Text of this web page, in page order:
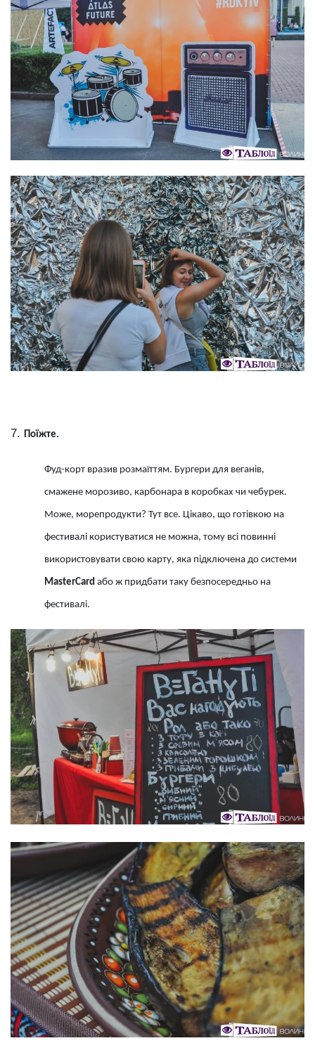
Поїжте.
Фуд-корт вразив розмаїттям. Бургери для веганів,
смажене морозиво, карбонара в коробках чи чебурек.
Може, морепродукти? Тут все. Цікаво, що готівкою на
фестивалі користуватися не можна, тому всі повинні
використовувати свою карту, яка підключена до системи
MasterCard або ж придбати таку безпосередньо на
фестивалі.